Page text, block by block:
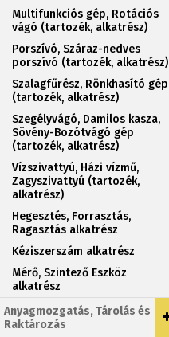
Multifunkciós gép, Rotációs
vágó (tartozék, alkatrész)
Porszívó, Száraz-nedves
porszívó (tartozék, alkatrész)
Szalagfűrész, Rönkhasító gép
(tartozék, alkatrész)
Szegélyvágó, Damilos kasza,
Sövény-Bozótvágó gép
(tartozék, alkatrész)
Vízszivattyú, Házi vízmű,
Zagyszivattyú (tartozék,
alkatrész)
Hegesztés, Forrasztás,
Ragasztás alkatrész
Kéziszerszám alkatrész
Mérő, Szintező Eszköz
alkatrész
Anyagmozgatás, Tárolás és
Raktározás